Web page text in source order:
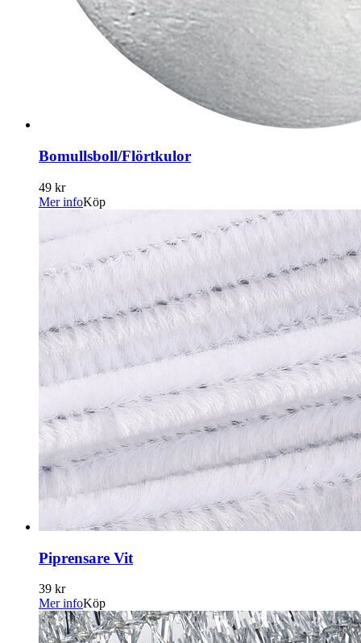
Bomullsboll/Flörtkulor
49 kr
Mer infoKöp
Piprensare Vit
39 kr
Mer infoKöp